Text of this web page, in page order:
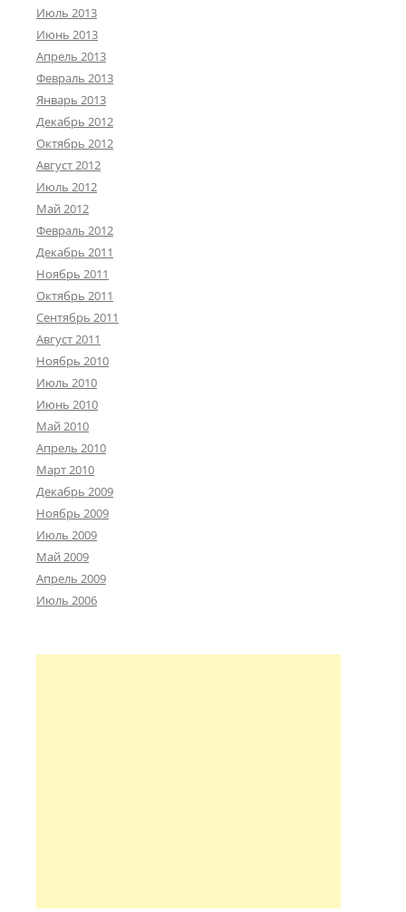
Июль 2013
Июнь 2013
Апрель 2013
Февраль 2013
Январь 2013
Декабрь 2012
Октябрь 2012
Август 2012
Июль 2012
Май 2012
Февраль 2012
Декабрь 2011
Ноябрь 2011
Октябрь 2011
Сентябрь 2011
Август 2011
Ноябрь 2010
Июль 2010
Июнь 2010
Май 2010
Апрель 2010
Март 2010
Декабрь 2009
Ноябрь 2009
Июль 2009
Май 2009
Апрель 2009
Июль 2006